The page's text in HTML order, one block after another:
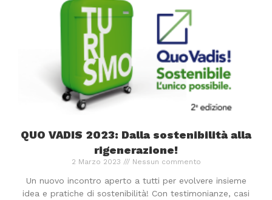
QUO VADIS 2023: Dalla sostenibilità alla
rigenerazione!
2 Marzo 2023 Nessun commento
Un nuovo incontro aperto a tutti per evolvere insieme
idea e pratiche di sostenibilità! Con testimonianze, casi